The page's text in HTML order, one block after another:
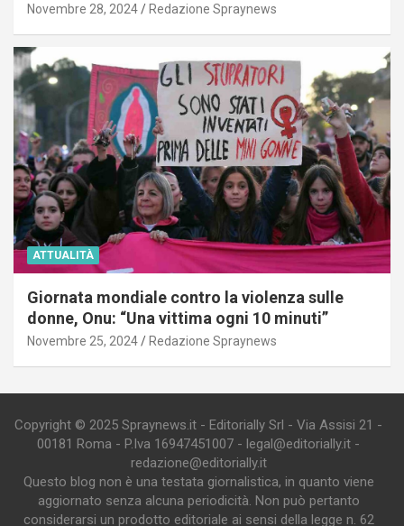
Novembre 28, 2024 Redazione Spraynews
ATTUALITÀ
Giornata mondiale contro la violenza sulle
donne, Onu: “Una vittima ogni 10 minuti”
Novembre 25, 2024 Redazione Spraynews
Copyright © 2025 Spraynews.it - Editorially Srl - Via Assisi 21 -
00181 Roma - P.Iva 16947451007 - legal@editorially.it -
redazione@editorially.it
Questo blog non è una testata giornalistica, in quanto viene
aggiornato senza alcuna periodicità. Non può pertanto
considerarsi un prodotto editoriale ai sensi della legge n. 62